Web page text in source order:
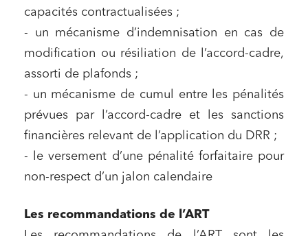
capacités contractualisées ;
- un mécanisme d’indemnisation en cas de
modification ou résiliation de l’accord-cadre,
assorti de plafonds ;
- un mécanisme de cumul entre les pénalités
prévues par l’accord-cadre et les sanctions
financières relevant de l’application du DRR ;
- le versement d’une pénalité forfaitaire pour
non-respect d’un jalon calendaire
Les recommandations de l’ART
Relations commerciales et contrats
Associations et acteurs de l’économie sociale et
solidaire